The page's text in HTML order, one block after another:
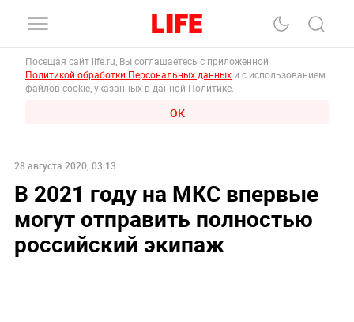
Посещая сайт life.ru, Вы соглашаетесь с приложенной
Политикой обработки Персональных данных и с использованием
файлов cookie, указанных в данной Политике.
ОК
28 августа 2020, 03:13
В 2021 году на МКС впервые
могут отправить полностью
российский экипаж